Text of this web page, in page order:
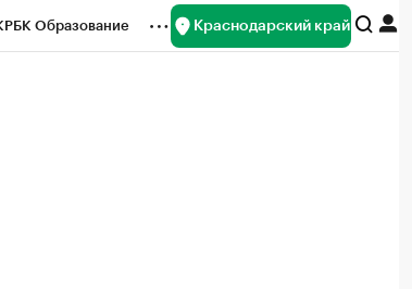
РБК Образование Краснодарский край